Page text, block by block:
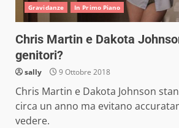
Gravidanze In Primo Piano
Chris Martin e Dakota
genitori?
sally 9 Ottobre 2018
Chris Martin e Dakota Johnson
circa un anno ma evitano
vedere.